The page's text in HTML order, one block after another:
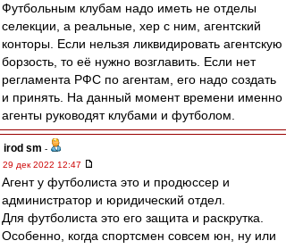
Футбольным клубам надо иметь не отделы
селекции, а реальные, хер с ним, агентский
конторы. Если нельзя ликвидировать агентскую
борзость, то её нужно возглавить. Если нет
регламента РФС по агентам, его надо создать
и принять. На данный момент времени именно
агенты руководят клубами и футболом.
irod sm -
29 дек 2022 12:47
Агент у футболиста это и продюссер и
администратор и юридический отдел.
Для футболиста это его защита и раскрутка.
Особенно, когда спортсмен совсем юн, ну или